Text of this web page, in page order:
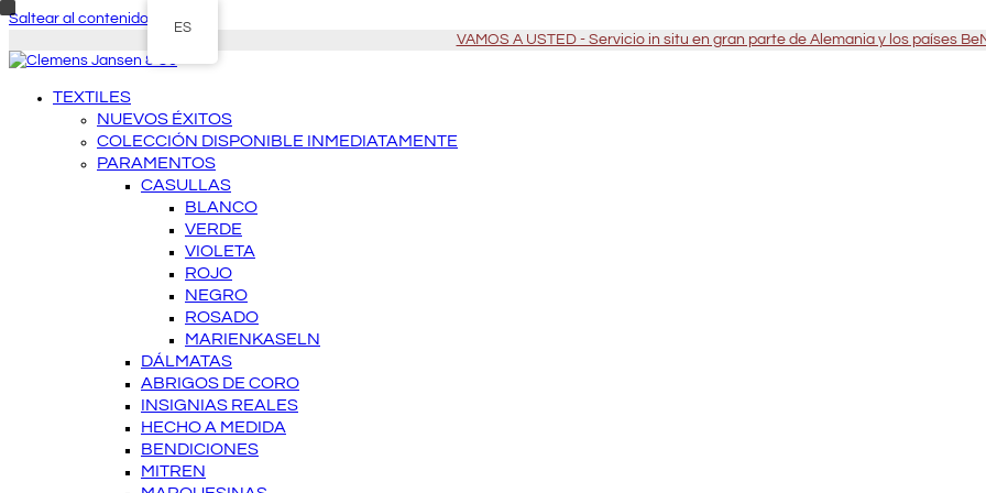
Saltear al contenido principal
VAMOS A USTED - Servicio in situ en gran parte de Alemania y los países
TEXTILES
NUEVOS ÉXITOS
COLECCIÓN DISPONIBLE INMEDIATAMENTE
PARAMENTOS
CASULLAS
BLANCO
VERDE
VIOLETA
ROJO
NEGRO
ROSADO
MARIENKASELN
DÁLMATAS
ABRIGOS DE CORO
INSIGNIAS REALES
HECHO A MEDIDA
BENDICIONES
MITREN
ES